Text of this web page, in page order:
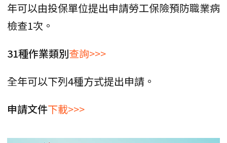
年可以由投保單位提出申請勞工保險預防職業病
檢查1次。
31種作業類別查詢>>>
全年可以下列4種方式提出申請。
申請文件下載>>>